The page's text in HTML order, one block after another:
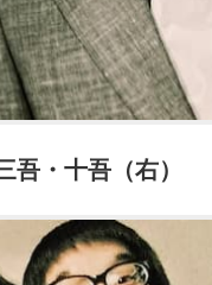
吾・十吾（右）